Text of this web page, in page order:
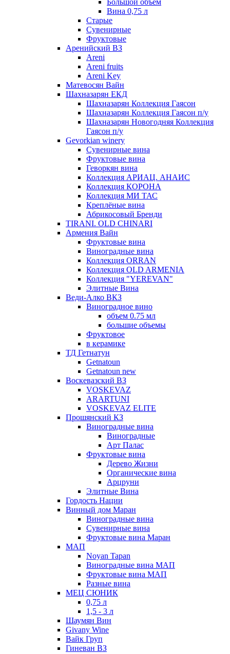
Большой объем
Вина 0,75 л
Старые
Сувенирные
Фруктовые
Аренийский ВЗ
Areni
Areni fruits
Areni Key
Матевосян Вайн
Шахназарян ЕКД
Шахназарян Коллекция Гаясон
Шахназарян Коллекция Гаясон п/у
Шахназарян Новогодняя Коллекция
Гаясон п/у
Gevorkian winery
Сувенирные вина
Фруктовые вина
Геворкян вина
Коллекция АРИАЦ. АНАИС
Коллекция КОРОНА
Коллекция МИ ТАС
Креплёные вина
Абрикосовый Бренди
TIRANI. OLD CHINARI
Армения Вайн
Фруктовые вина
Виноградные вина
Коллекция ORRAN
Коллекция OLD ARMENIA
Коллекция "YEREVAN"
Элитные Вина
Веди-Алко ВКЗ
Виноградное вино
объем 0.75 мл
большие объемы
Фруктовое
в керамике
ТД Гетнатун
Getnatoun
Getnatoun new
Воскевазский ВЗ
VOSKEVAZ
ARARTUNI
VOSKEVAZ ELITE
Прошянский КЗ
Виноградные вина
Виноградные
Арт Палас
Фруктовые вина
Дерево Жизни
Органические вина
Арцруни
Элитные Вина
Гордость Нации
Винный дом Маран
Виноградные вина
Сувенирные вина
Фруктовые вина Маран
МАП
Noyan Tapan
Виноградные вина МАП
Фруктовые вина МАП
Разные вина
МЕЦ СЮНИК
0,75 л
1,5 - 3 л
Шаумян Вин
Givany Wine
Вайк Груп
Гиневан ВЗ